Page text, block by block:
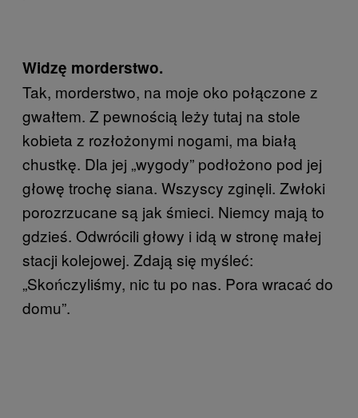
Widzę morderstwo.
Tak, morderstwo, na moje oko połączone z
gwałtem. Z pewnością leży tutaj na stole
kobieta z rozłożonymi nogami, ma białą
chustkę. Dla jej „wygody” podłożono pod jej
głowę trochę siana. Wszyscy zginęli. Zwłoki
porozrzucane są jak śmieci. Niemcy mają to
gdzieś. Odwrócili głowy i idą w stronę małej
stacji kolejowej. Zdają się myśleć:
„Skończyliśmy, nic tu po nas. Pora wracać do
domu”.